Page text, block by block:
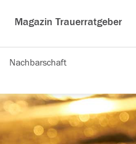
Magazin Trauerratgeber
Nachbarschaft